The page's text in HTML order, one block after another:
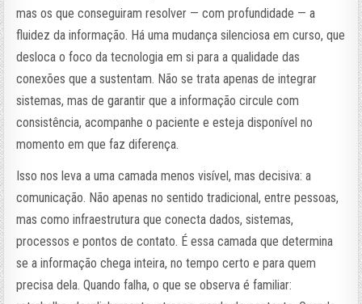
mas os que conseguiram resolver — com profundidade — a
fluidez da informação. Há uma mudança silenciosa em curso, que
desloca o foco da tecnologia em si para a qualidade das
conexões que a sustentam. Não se trata apenas de integrar
sistemas, mas de garantir que a informação circule com
consistência, acompanhe o paciente e esteja disponível no
momento em que faz diferença.
Isso nos leva a uma camada menos visível, mas decisiva: a
comunicação. Não apenas no sentido tradicional, entre pessoas,
mas como infraestrutura que conecta dados, sistemas,
processos e pontos de contato. É essa camada que determina
se a informação chega inteira, no tempo certo e para quem
precisa dela. Quando falha, o que se observa é familiar: